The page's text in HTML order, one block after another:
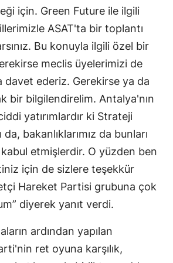
için. Green Future ile ilgili
ASAT'ta bir toplantı
Bu konuyla ilgili özel bir
meclis üyelerimizi de
davet ederiz. Gerekirse ya da
bir bilgilendirelim. Antalya'nın
yatırımlardır ki Strateji
da, bakanlıklarımız da bunları
etmişlerdir. O yüzden ben
için de sizlere teşekkür
Hareket Partisi grubuna çok
diyerek yanıt verdi.
ardından yapılan
ret oyuna karşılık,